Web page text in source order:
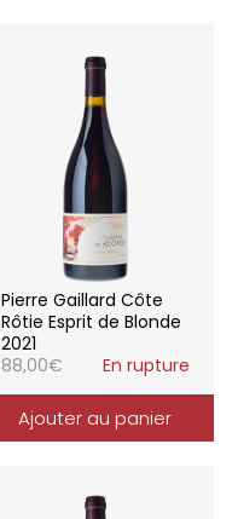
Pierre Gaillard Côte
Rôtie Esprit de Blonde
2021
88,00€ En rupture
Ajouter au panier